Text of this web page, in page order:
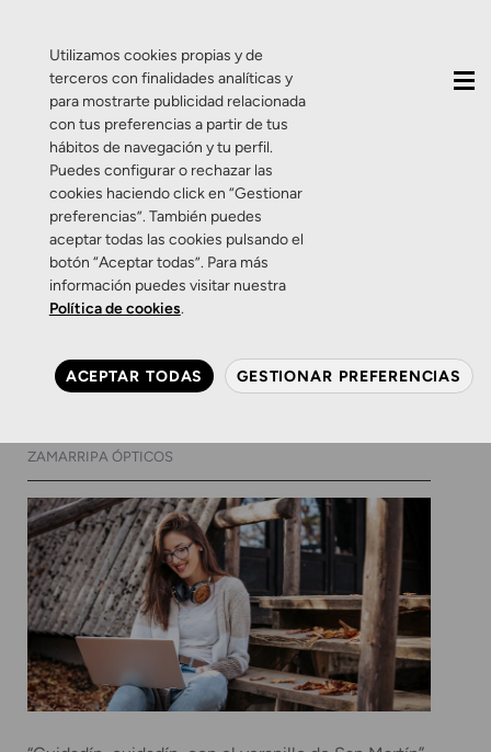
Día:21 de octubre de
2024
Consejos Ojo seco
Cuando caen las hojas, que
no decaiga tu vista
ZAMARRIPA ÓPTICOS
Utilizamos cookies propias y de
terceros con finalidades analíticas y
para mostrarte publicidad relacionada
con tus preferencias a partir de tus
hábitos de navegación y tu perfil.
Puedes configurar o rechazar las
cookies haciendo click en “Gestionar
preferencias”. También puedes
aceptar todas las cookies pulsando el
botón “Aceptar todas”. Para más
información puedes visitar nuestra
Política de cookies.
ACEPTAR TODAS GESTIONAR PREFERENCIAS